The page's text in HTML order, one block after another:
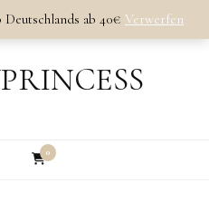
ab 40€ Verwerfen
0